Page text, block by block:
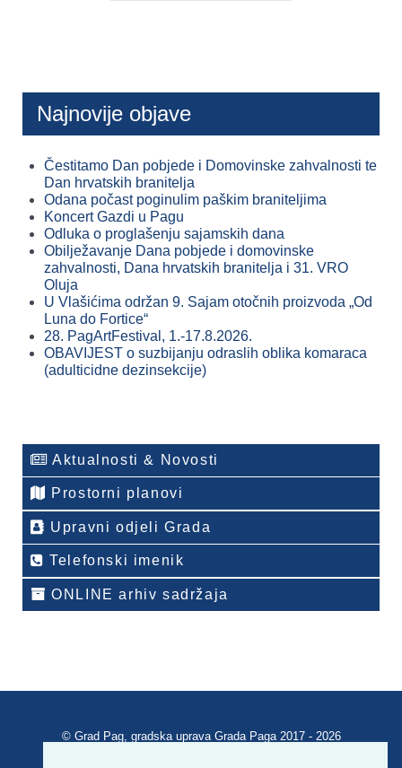
Najnovije objave
Čestitamo Dan pobjede i Domovinske zahvalnosti te
Dan hrvatskih branitelja
Odana počast poginulim paškim braniteljima
Koncert Gazdi u Pagu
Odluka o proglašenju sajamskih dana
Obilježavanje Dana pobjede i domovinske
zahvalnosti, Dana hrvatskih branitelja i 31. VRO
Oluja
U Vlašićima održan 9. Sajam otočnih proizvoda „Od
Luna do Fortice“
28. PagArtFestival, 1.-17.8.2026.
OBAVIJEST o suzbijanju odraslih oblika komaraca
(adulticidne dezinsekcije)
Aktualnosti & Novosti
Prostorni planovi
Upravni odjeli Grada
Telefonski imenik
ONLINE arhiv sadržaja
© Grad Pag, gradska uprava Grada Paga 2017 - 2026